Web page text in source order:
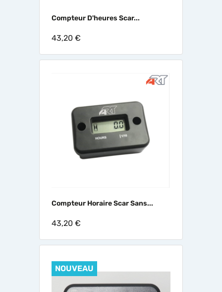
Compteur D'heures Scar...
43,20 €
Compteur Horaire Scar Sans...
43,20 €
NOUVEAU